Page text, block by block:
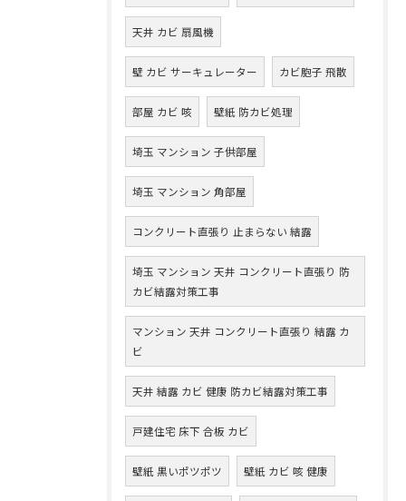
天井 カビ 扇風機
壁 カビ サーキュレーター カビ胞子 飛散
部屋 カビ 咳 壁紙 防カビ処理
埼玉 マンション 子供部屋
埼玉 マンション 角部屋
コンクリート直張り 止まらない 結露
埼玉 マンション 天井 コンクリート直張り 防
カビ結露対策工事
マンション 天井 コンクリート直張り 結露 カ
ビ
天井 結露 カビ 健康 防カビ結露対策工事
戸建住宅 床下 合板 カビ
壁紙 黒いポツポツ 壁紙 カビ 咳 健康